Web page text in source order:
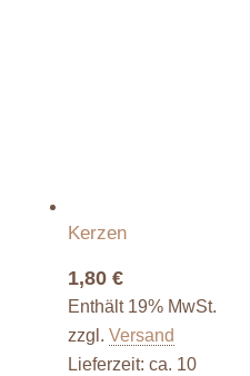
Kerzen
1,80 €
Enthält 19% MwSt.
zzgl. Versand
Lieferzeit: ca. 10